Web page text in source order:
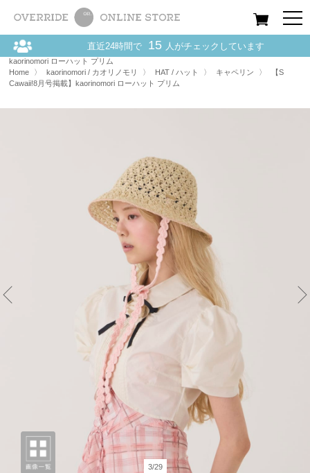
All Women Men
Home kaorinomori / カオリノモリ 〉 HAT / ハット 〉 【S Cawaii!8月号掲載】
kaorinomori ローハット プリム
Home
〉 kaorinomori / カオリノモリ 〉 HAT / ハット 〉 キャペリン 〉
【S
Cawaii!8月号掲載】kaorinomori ローハット プリム
3/29
直近24時間で 15 人がチェックしています